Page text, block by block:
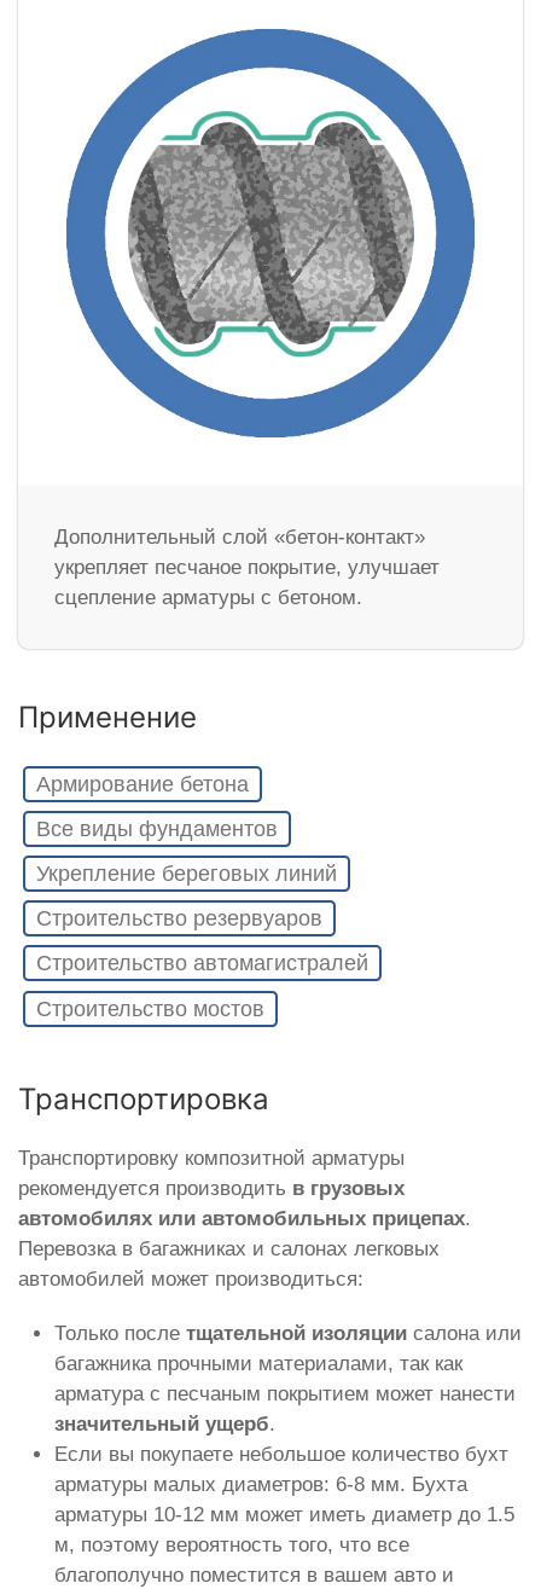
Дополнительный слой «бетон-контакт»
укрепляет песчаное покрытие, улучшает
сцепление арматуры с бетоном.
Применение
Армирование бетона
Все виды фундаментов
Укрепление береговых линий
Строительство резервуаров
Строительство автомагистралей
Строительство мостов
Транспортировка
Транспортировку композитной арматуры
рекомендуется производить в грузовых
автомобилях или автомобильных прицепах.
Перевозка в багажниках и салонах легковых
автомобилей может производиться:
Только после тщательной изоляции салона или
багажника прочными материалами, так как
арматура с песчаным покрытием может нанести
значительный ущерб.
Если вы покупаете небольшое количество бухт
арматуры малых диаметров: 6-8 мм. Бухта
арматуры 10-12 мм может иметь диаметр до 1.5
м, поэтому вероятность того, что все
благополучно поместится в вашем авто и